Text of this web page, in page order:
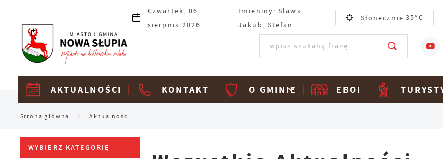
Przejdź do ustawień wielkości czcionki.Czwartek, 06
sierpnia 2026
Imieniny: Sława,
Jakub, Stefan
Słonecznie 35°C
AKTUALNOŚCI KONTAKT O GMINIE EBOI
Strona główna Aktualności
WYBIERZ KATEGORIĘ